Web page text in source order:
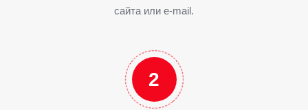
сайта или e-mail.
2